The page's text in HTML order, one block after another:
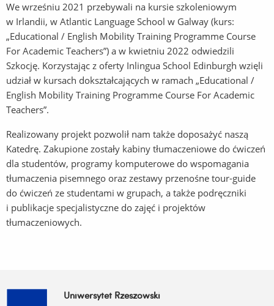
We wrześniu 2021 przebywali na kursie szkoleniowym
w Irlandii, w Atlantic Language School w Galway (kurs:
„Educational / English Mobility Training Programme Course
For Academic Teachers”) a w kwietniu 2022 odwiedzili
Szkocję. Korzystając z oferty Inlingua School Edinburgh wzięli
udział w kursach dokształcających w ramach „Educational /
English Mobility Training Programme Course For Academic
Teachers”.
Realizowany projekt pozwolił nam także doposażyć naszą
Katedrę. Zakupione zostały kabiny tłumaczeniowe do ćwiczeń
dla studentów, programy komputerowe do wspomagania
tłumaczenia pisemnego oraz zestawy przenośne tour-guide
do ćwiczeń ze studentami w grupach, a także podręczniki
i publikacje specjalistyczne do zajęć i projektów
tłumaczeniowych.
Uniwersytet Rzeszowski